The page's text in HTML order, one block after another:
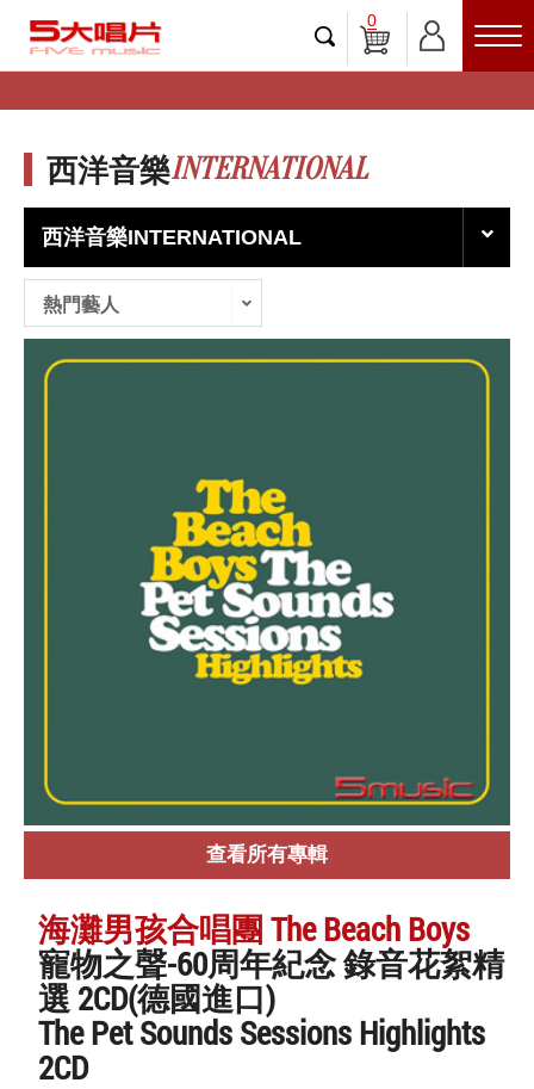
0
西洋音樂INTERNATIONAL
西洋音樂INTERNATIONAL
熱門藝人
查看所有專輯
海灘男孩合唱團 The Beach Boys
寵物之聲-60周年紀念 錄音花絮精
選 2CD(德國進口)
The Pet Sounds Sessions Highlights
2CD